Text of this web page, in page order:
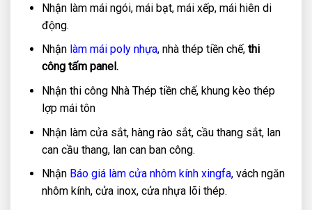
Nhận làm mái ngói, mái bạt, mái xếp, mái hiên di
động.
Nhận làm mái poly nhựa, nhà thép tiền chế, thi
công tấm panel.
Nhận thi công Nhà Thép tiền chế, khung kèo thép
lợp mái tôn
Nhận làm cửa sắt, hàng rào sắt, cầu thang sắt, lan
can cầu thang, lan can ban công.
Nhận Báo giá làm cửa nhôm kính xingfa, vách ngăn
nhôm kính, cửa inox, cửa nhựa lõi thép.